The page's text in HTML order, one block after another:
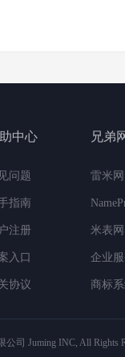
中心
问题
指南
注册
入口
协议
兄弟
雷米网
米表网
企业
商标
公司 Juming INC, All Rights